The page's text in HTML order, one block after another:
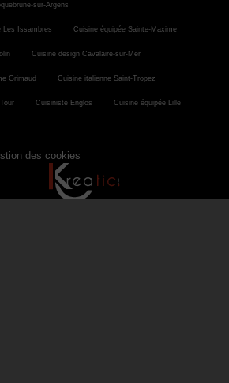
sur-Argens
Les Issambres Cuisine équipée Sainte-Maxime
Cuisine design Cavalaire-sur-Mer
Grimaud Cuisine italienne Saint-Tropez
Cuisiniste Englos Cuisine équipée Lille
des cookies